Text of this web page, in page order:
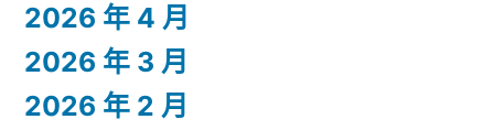
2026 年 4 月
2026 年 3 月
2026 年 2 月